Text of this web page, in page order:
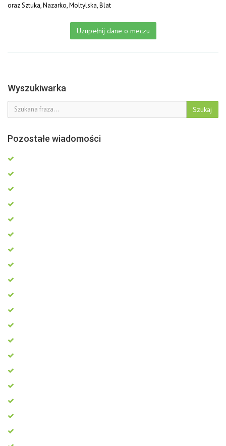
oraz Sztuka, Nazarko, Moltylska, Blat
Uzupełnij dane o meczu
Wyszukiwarka
Szukaj
Pozostałe wiadomości